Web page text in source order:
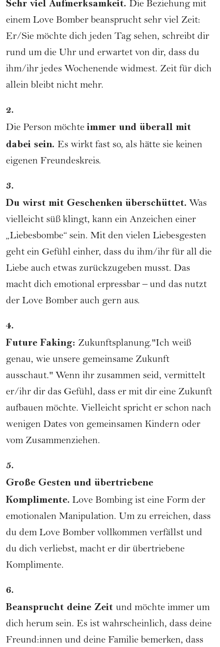
Sehr viel Aufmerksamkeit. Die Beziehung mit
einem Love Bomber beansprucht sehr viel Zeit:
Er/Sie möchte dich jeden Tag sehen, schreibt dir
rund um die Uhr und erwartet von dir, dass du
ihm/ihr jedes Wochenende widmest. Zeit für dich
allein bleibt nicht mehr.
2.
Die Person möchte immer und überall mit
dabei sein. Es wirkt fast so, als hätte sie keinen
eigenen Freundeskreis.
3.
Du wirst mit Geschenken überschüttet. Was
vielleicht süß klingt, kann ein Anzeichen einer
„Liebesbombe“ sein. Mit den vielen Liebesgesten
geht ein Gefühl einher, dass du ihm/ihr für all die
Liebe auch etwas zurückzugeben musst. Das
macht dich emotional erpressbar – und das nutzt
der Love Bomber auch gern aus.
4.
Future Faking: Zukunftsplanung."Ich weiß
genau, wie unsere gemeinsame Zukunft
ausschaut." Wenn ihr zusammen seid, vermittelt
er/ihr dir das Gefühl, dass er mit dir eine Zukunft
aufbauen möchte. Vielleicht spricht er schon nach
wenigen Dates von gemeinsamen Kindern oder
vom Zusammenziehen.
5.
Große Gesten und übertriebene
Komplimente. Love Bombing ist eine Form der
emotionalen Manipulation. Um zu erreichen, dass
du dem Love Bomber vollkommen verfällst und
du dich verliebst, macht er dir übertriebene
Komplimente.
6.
Beansprucht deine Zeit und möchte immer um
dich herum sein. Es ist wahrscheinlich, dass deine
Freund:innen und deine Familie bemerken, dass